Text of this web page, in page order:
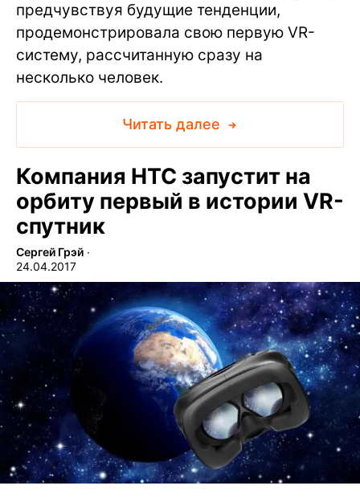
предчувствуя будущие тенденции,
продемонстрировала свою первую VR-
систему, рассчитанную сразу на
несколько человек.
Читать далее
Компания HTC запустит на
орбиту первый в истории VR-
спутник
Сергей Грэй ∙
24.04.2017